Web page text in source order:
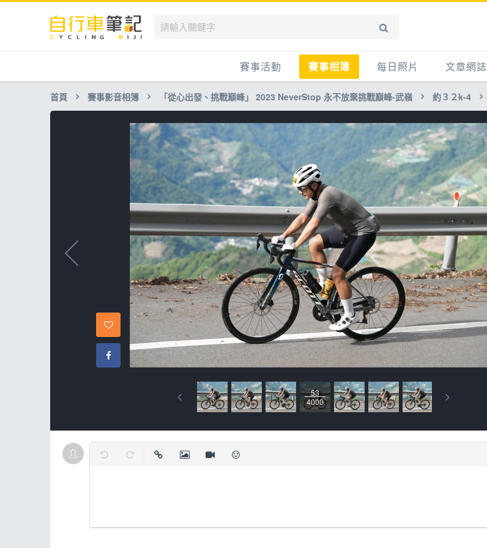
賽事活動
國內
國外
兒童滑步車
跟著筆記騎車去
賽事相簿
賽事影音相簿
自行車好影片
每日照片 文章網誌
網誌
知識
新聞
產品
賽事
心得
路線
主題
首頁 賽事影音相簿 「從心出發、挑戰巔峰」 2023 NeverStop 永不放棄挑戰巔峰-武嶺 約３２k-4
53
4000